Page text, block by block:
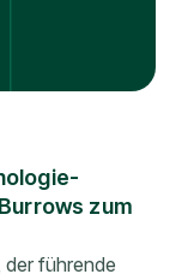
zum
führende